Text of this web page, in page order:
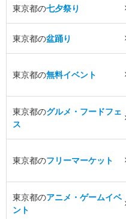
東京都の七夕祭り
東京都の盆踊り
東京都の無料イベント
東京都のグルメ・フードフェ
ス
東京都のフリーマーケット
東京都のアニメ・ゲームイベ
ント